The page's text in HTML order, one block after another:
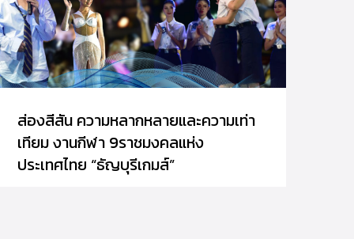
ส่องสีสัน ความหลากหลายและความเท่า
เทียม งานกีฬา 9ราชมงคลแห่ง
ประเทศไทย “ธัญบุรีเกมส์”